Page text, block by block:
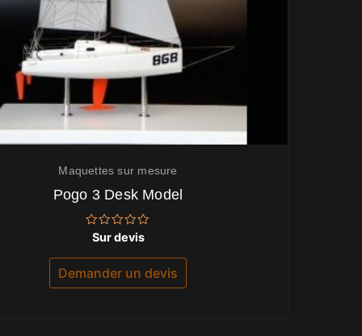
Maquettes sur mesure
Pogo 3 Desk Model
Note
sur
Sur devis
Demander un devis